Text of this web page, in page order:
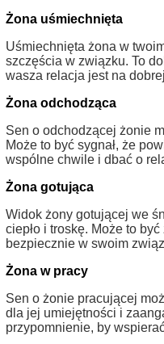
Żona uśmiechnięta
Uśmiechnięta żona w
szczęścia w związku. To
wasza relacja jest na
Żona odchodząca
Sen o odchodzącej żonie
Może to być sygnał, że
wspólne chwile i dbać o
Żona gotująca
Widok żony gotującej we
ciepło i troskę. Może to
bezpiecznie w swoim
Żona w pracy
Sen o żonie pracującej
dla jej umiejętności i
przypomnienie, by